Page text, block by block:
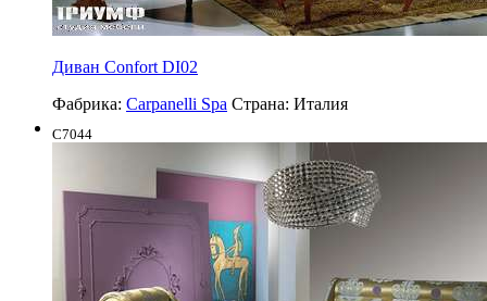
Диван Confort DI02
Фабрика: Carpanelli Spa Страна: Италия
C7044